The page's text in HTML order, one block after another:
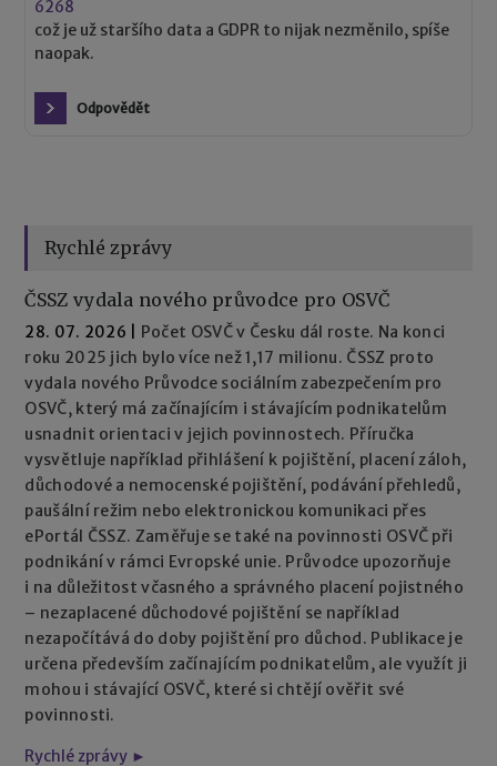
6268
což je už staršího data a GDPR to nijak nezměnilo, spíše
naopak.
Odpovědět
Rychlé zprávy
ČSSZ vydala nového průvodce pro OSVČ
28. 07. 2026
Počet OSVČ v Česku dál roste. Na konci
roku 2025 jich bylo více než 1,17 milionu. ČSSZ proto
vydala nového Průvodce sociálním zabezpečením pro
OSVČ, který má začínajícím i stávajícím podnikatelům
usnadnit orientaci v jejich povinnostech. Příručka
vysvětluje například přihlášení k pojištění, placení záloh,
důchodové a nemocenské pojištění, podávání přehledů,
paušální režim nebo elektronickou komunikaci přes
ePortál ČSSZ. Zaměřuje se také na povinnosti OSVČ při
podnikání v rámci Evropské unie. Průvodce upozorňuje
i na důležitost včasného a správného placení pojistného
– nezaplacené důchodové pojištění se například
nezapočítává do doby pojištění pro důchod. Publikace je
určena především začínajícím podnikatelům, ale využít ji
mohou i stávající OSVČ, které si chtějí ověřit své
povinnosti.
Rychlé zprávy ►